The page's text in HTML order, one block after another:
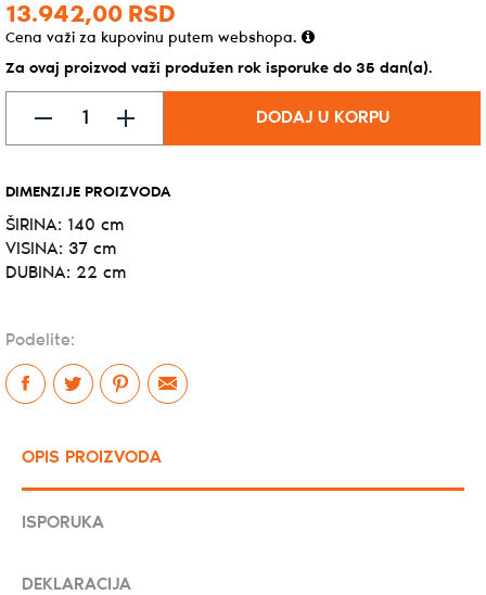
13.942,00 RSD
Cena važi za kupovinu putem webshopa.
Za ovaj proizvod važi produžen rok isporuke do 35 dan(a).
DODAJ U KORPU
DIMENZIJE PROIZVODA
ŠIRINA: 140 cm
VISINA: 37 cm
DUBINA: 22 cm
Podelite:
OPIS PROIZVODA
ISPORUKA
DEKLARACIJA